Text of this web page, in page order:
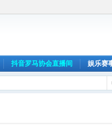
抖音罗马协会直播间 娱乐赛